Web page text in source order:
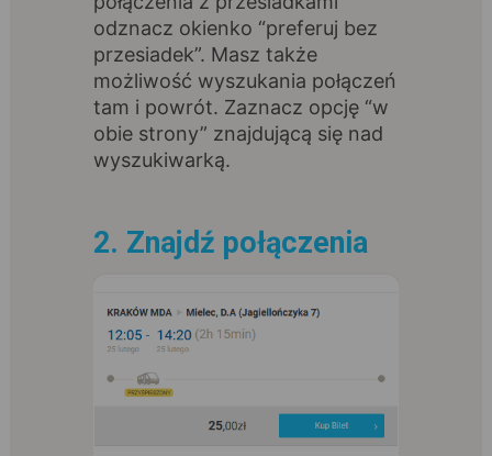
odznacz okienko “preferuj bez
przesiadek”. Masz także
możliwość wyszukania połączeń
tam i powrót. Zaznacz opcję “w
obie strony” znajdującą się nad
wyszukiwarką.
2. Znajdź połączenia